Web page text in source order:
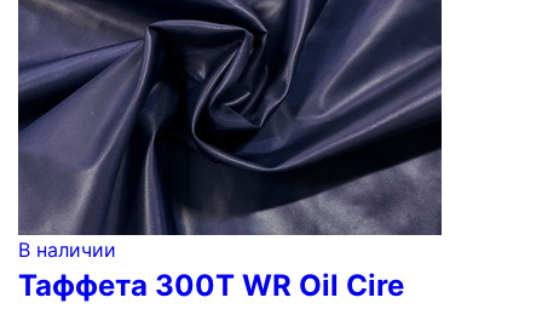
В наличии
Таффета 300Т WR Oil Cire